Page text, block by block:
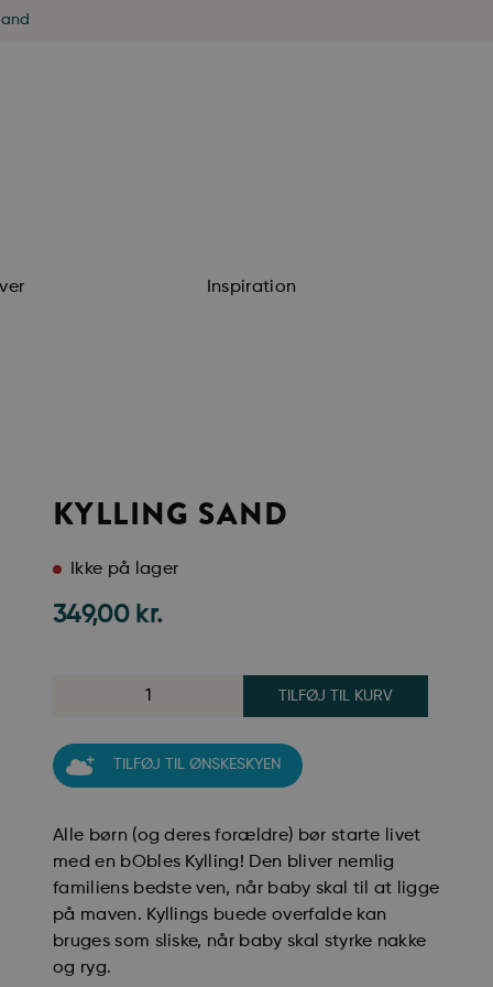
Inspiration
KYLLING SAND
Ikke på lager
349,00 kr.
TILFØJ TIL KURV
TILFØJ TIL ØNSKESKYEN
Alle børn (og deres forældre) bør starte livet
med en bObles Kylling! Den bliver nemlig
familiens bedste ven, når baby skal til at ligge
på maven. Kyllings buede overfalde kan
bruges som sliske, når baby skal styrke nakke
og ryg.